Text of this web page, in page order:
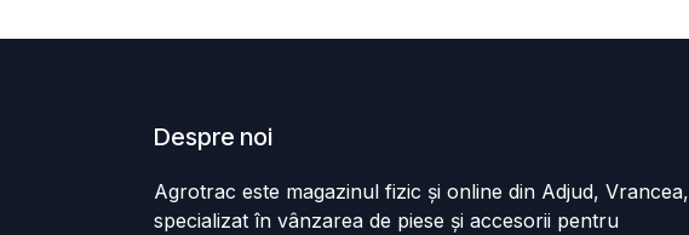
Despre noi
Agrotrac este magazinul fizic și online din Adjud, Vrancea,
specializat în vânzarea de piese și accesorii pentru